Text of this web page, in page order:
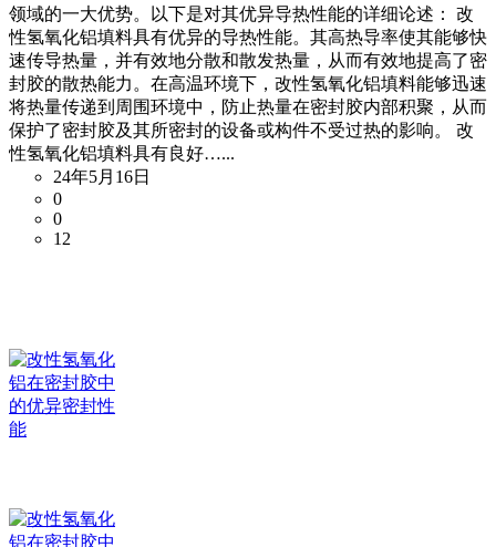
领域的一大优势。以下是对其优异导热性能的详细论述： 改
性氢氧化铝填料具有优异的导热性能。其高热导率使其能够快
速传导热量，并有效地分散和散发热量，从而有效地提高了密
封胶的散热能力。在高温环境下，改性氢氧化铝填料能够迅速
将热量传递到周围环境中，防止热量在密封胶内部积聚，从而
保护了密封胶及其所密封的设备或构件不受过热的影响。 改
性氢氧化铝填料具有良好…...
24年5月16日
0
0
12